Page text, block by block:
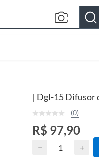
| Dgl-15 Difusor
(0)
R$ 97,90
− +